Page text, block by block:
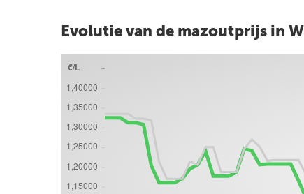
Evolutie van de mazoutprijs in